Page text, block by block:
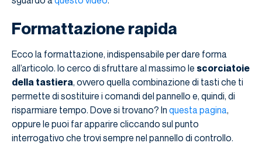
Formattazione rapida
Ecco la formattazione, indispensabile per dare forma
all’articolo. Io cerco di sfruttare al massimo le scorciatoie
della tastiera, ovvero quella combinazione di tasti che ti
permette di sostituire i comandi del pannello e, quindi, di
risparmiare tempo. Dove si trovano? In questa pagina,
oppure le puoi far apparire cliccando sul punto
interrogativo che trovi sempre nel pannello di controllo.